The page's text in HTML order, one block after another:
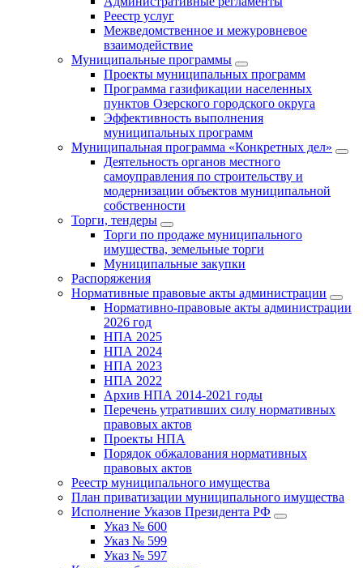
Реестр услуг
Межведомственное и межуровневое
взаимодействие
Муниципальные программы
Проекты муниципальных программ
Программа газификации населенных
пунктов Озерского городского округа
Эффективность выполнения
муниципальных программ
Муниципальная программа «Конкретных дел»
Деятельность органов местного
самоуправления по строительству и
модернизации объектов муниципальной
собственности
Торги, тендеры
Торги по продаже муниципального
имущества, земельные торги
Муниципальные закупки
Распоряжения
Нормативные правовые акты администрации
Нормативно-правовые акты администрации
2026 год
НПА 2025
НПА 2024
НПА 2023
НПА 2022
Архив НПА 2014-2021 годы
Перечень утративших силу нормативных
правовых актов
Проекты НПА
Порядок обжалования нормативных
правовых актов
Реестр муниципального имущества
План приватизации муниципального имущества
Исполнение Указов Президента РФ
Указ № 600
Указ № 599
Указ № 597